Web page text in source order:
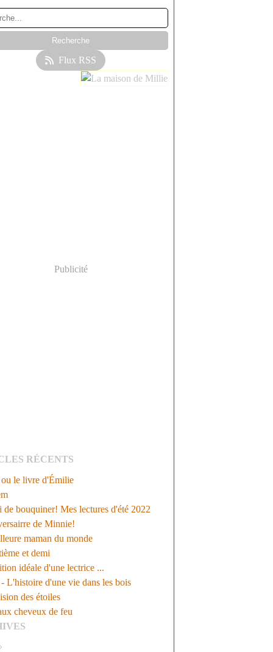
Flux RSS
Publicité
RÉCENTS
le livre d'Émilie
de bouquiner! Mes lectures d'été 2022
de Minnie!
maman du monde
et demi
idéale d'une lectrice ...
L'histoire d'une vie dans les bois
des étoiles
cheveux de feu